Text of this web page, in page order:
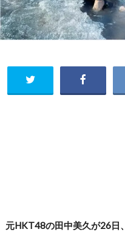
元HKT48の田中美久が26日